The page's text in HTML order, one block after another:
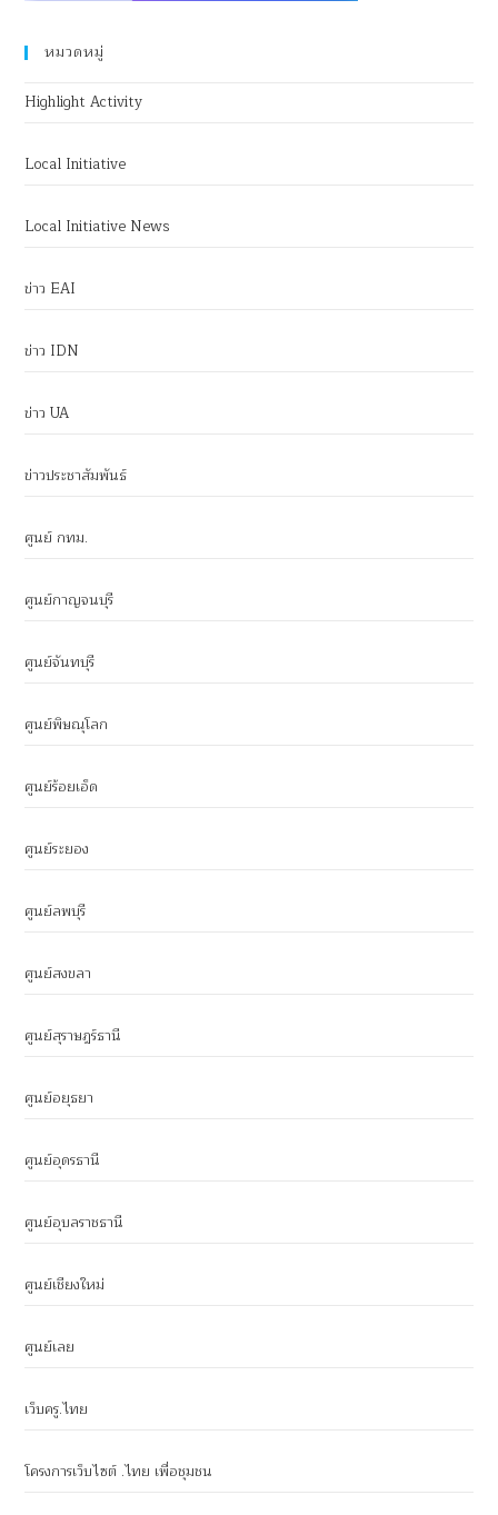
หมวดหมู่
Highlight Activity
Local Initiative
Local Initiative News
ข่าว EAI
ข่าว IDN
ข่าว UA
ข่าวประชาสัมพันธ์
ศูนย์ กทม.
ศูนย์กาญจนบุรี
ศูนย์จันทบุรี
ศูนย์พิษณุโลก
ศูนย์ร้อยเอ็ด
ศูนย์ระยอง
ศูนย์ลพบุรี
ศูนย์สงขลา
ศูนย์สุราษฎร์ธานี
ศูนย์อยุธยา
ศูนย์อุดรธานี
ศูนย์อุบลราชธานี
ศูนย์เชียงใหม่
ศูนย์เลย
เว็บครู.ไทย
โครงการเว็บไซต์ .ไทย เพื่อชุมชน